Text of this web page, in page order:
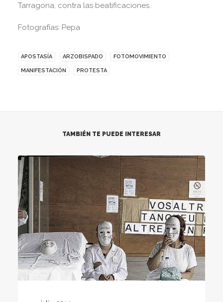
Tarragona, contra las beatificaciones.
Fotografías: Pepa
APOSTASÍA ARZOBISPADO FOTOMOVIMIENTO
MANIFESTACIÓN PROTESTA
TAMBIÉN TE PUEDE INTERESAR